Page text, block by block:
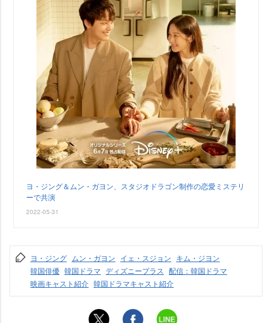
ヨ・ジング＆ムン・ガヨン、スタジオドラゴン制作の恋愛ミステリ
ーで共演
2022-05-31
ヨ・ジング ムン・ガヨン イェ・スジョン キム・ジヨン
韓国俳優 韓国ドラマ ディズニープラス 配信：韓国ドラマ
映画キャスト紹介 韓国ドラマキャスト紹介